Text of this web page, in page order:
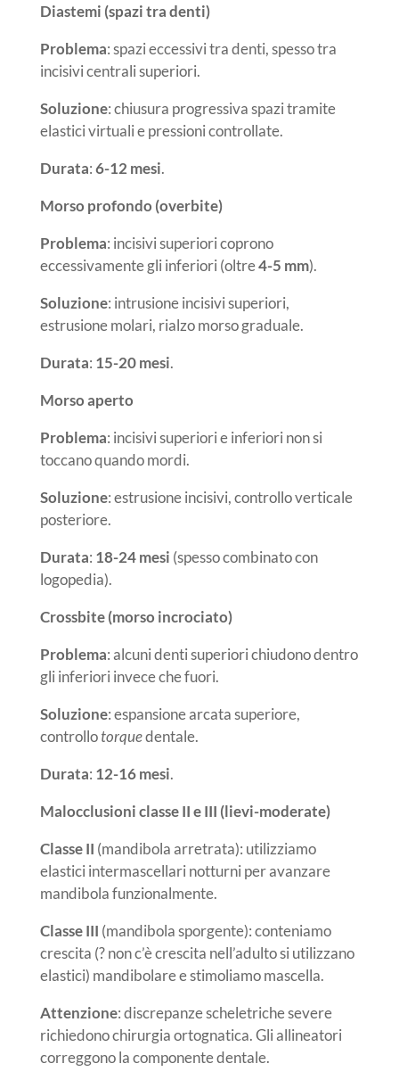
Diastemi (spazi tra denti)
Problema: spazi eccessivi tra denti, spesso tra
incisivi centrali superiori.
Soluzione: chiusura progressiva spazi tramite
elastici virtuali e pressioni controllate.
Durata:6-12 mesi.
Morso profondo (overbite)
Problema: incisivi superiori coprono
eccessivamente gli inferiori (oltre4-5 mm).
Soluzione: intrusione incisivi superiori,
estrusione molari, rialzo morso graduale.
Durata: 15-20 mesi.
Morso aperto
Problema: incisivi superiori e inferiori non si
toccano quando mordi.
Soluzione: estrusione incisivi, controllo verticale
posteriore.
Durata: 18-24 mesi (spesso combinato con
logopedia).
Crossbite (morso incrociato)
Problema: alcuni denti superiori chiudono dentro
gli inferiori invece che fuori.
Soluzione: espansione arcata superiore,
controllotorquedentale.
Durata: 12-16 mesi.
Malocclusioni classe II e III (lievi-moderate)
Classe II (mandibola arretrata): utilizziamo
elastici intermascellari notturni per avanzare
mandibola funzionalmente.
Classe III (mandibola sporgente): conteniamo
crescita (? non c’è crescita nell’adulto si utilizzano
elastici) mandibolare e stimoliamo mascella.
Attenzione: discrepanze scheletriche severe
richiedono chirurgia ortognatica. Gli allineatori
correggono la componente dentale.